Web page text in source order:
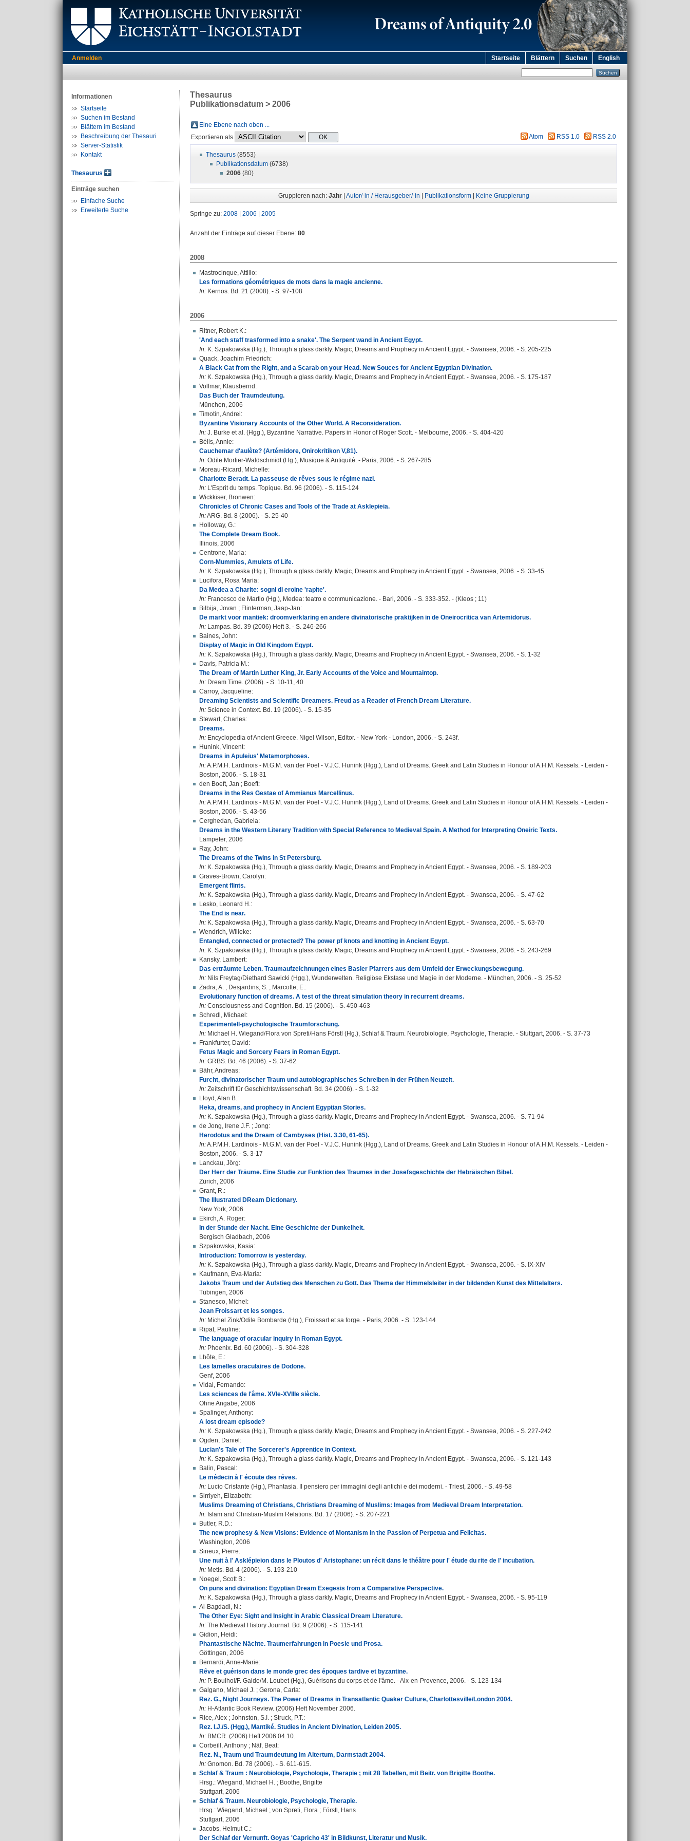
Anmelden Startseite Blättern Suchen English
Informationen
Startseite
Suchen im Bestand
Blättern im Bestand
Beschreibung der Thesauri
Server-Statistik
Kontakt
Thesaurus
Einträge suchen
Einfache Suche
Erweiterte Suche
Thesaurus
Publikationsdatum > 2006
Eine Ebene nach oben ...
Exportieren als
Atom RSS 1.0 RSS 2.0
Thesaurus (8553)
Publikationsdatum (6738)
2006 (80)
Gruppieren nach: Jahr Autor/-in / Herausgeber/-in Publikationsform| Keine Gruppierung
Springe zu: 2008 2006 2005
Anzahl der Einträge auf dieser Ebene: 80.
2008
Mastrocinque, Attilio:
Les formations géométriques de mots dans la magie ancienne.
In: Kernos. Bd. 21 (2008). - S. 97-108
2006
Ritner, Robert K.:
'And each staff trasformed into a snake'. The Serpent wand in Ancient Egypt.
In: K. Szpakowska (Hg.), Through a glass darkly. Magic, Dreams and Prophecy in Ancient Egypt. - Swansea, 2006. - S. 205-225
Quack, Joachim Friedrich:
A Black Cat from the Right, and a Scarab on your Head. New Souces for Ancient Egyptian Divination.
In: K. Szpakowska (Hg.), Through a glass darkly. Magic, Dreams and Prophecy in Ancient Egypt. - Swansea, 2006. - S. 175-187
Vollmar, Klausbernd :
Das Buch der Traumdeutung.
München, 2006
Timotin, Andrei:
Byzantine Visionary Accounts of the Other World. A Reconsideration.
In: J. Burke et al. (Hgg.), Byzantine Narrative. Papers in Honor of Roger Scott. - Melbourne, 2006. - S. 404-420
Bélis, Annie:
Cauchemar d'aulète? (Artémidore, Onirokritikon V,81).
In: Odile Mortier-Waldschmidt (Hg.), Musique & Antiquité. - Paris, 2006. - S. 267-285
Moreau-Ricard, Michelle:
Charlotte Beradt. La passeuse de rêves sous le régime nazi.
In: L'Esprit du temps. Topique. Bd. 96 (2006). - S. 115-124
Wickkiser, Bronwen:
Chronicles of Chronic Cases and Tools of the Trade at Asklepieia.
In:ARG. Bd. 8 (2006). - S. 25-40
Holloway, G.:
The Complete Dream Book.
Illinois, 2006
Centrone, Maria:
Corn-Mummies, Amulets of Life.
In: K. Szpakowska (Hg.), Through a glass darkly. Magic, Dreams and Prophecy in Ancient Egypt. - Swansea, 2006. - S. 33-45
Lucifora, Rosa Maria:
Da Medea a Charite: sogni di eroine 'rapite'.
In: Francesco de Martio (Hg.), Medea: teatro e communicazione. - Bari, 2006. - S. 333-352. - (Kleos ; 11)
Bilbija, Jovan ; Flinterman, Jaap-Jan:
De markt voor mantiek: droomverklaring en andere divinatorische praktijken in de Oneirocritica van Artemidorus.
In: Lampas. Bd. 39 (2006) Heft 3. - S. 246-266
Baines, John:
Display of Magic in Old Kingdom Egypt.
In: K. Szpakowska (Hg.), Through a glass darkly. Magic, Dreams and Prophecy in Ancient Egypt. - Swansea, 2006. - S. 1-32
Davis, Patricia M.:
The Dream of Martin Luther King, Jr. Early Accounts of the Voice and Mountaintop.
In: Dream Time. (2006). - S. 10-11, 40
Carroy, Jacqueline:
Dreaming Scientists and Scientific Dreamers. Freud as a Reader of French Dream Literature.
In: Science in Context. Bd. 19 (2006). - S. 15-35
Stewart, Charles:
Dreams.
In: Encyclopedia of Ancient Greece. Nigel Wilson, Editor. - New York - London, 2006. - S. 243f.
Hunink, Vincent:
Dreams in Apuleius' Metamorphoses.
In:A.P.M.H. Lardinois - M.G.M. van der Poel - V.J.C. Hunink (Hgg.), Land of Dreams. Greek and Latin Studies in Honour of A.H.M. Kessels. - Leiden -
Boston, 2006. - S. 18-31
den Boeft, Jan ; Boeft:
Dreams in the Res Gestae of Ammianus Marcellinus.
In:A.P.M.H. Lardinois - M.G.M. van der Poel - V.J.C. Hunink (Hgg.), Land of Dreams. Greek and Latin Studies in Honour of A.H.M. Kessels. - Leiden -
Boston, 2006. - S. 43-56
Cerghedan, Gabriela:
Dreams in the Western Literary Tradition with Special Reference to Medieval Spain. A Method for Interpreting Oneiric Texts.
Lampeter, 2006
Ray, John:
The Dreams of the Twins in St Petersburg.
In: K. Szpakowska (Hg.), Through a glass darkly. Magic, Dreams and Prophecy in Ancient Egypt. - Swansea, 2006. - S. 189-203
Graves-Brown, Carolyn:
Emergent flints.
In: K. Szpakowska (Hg.), Through a glass darkly. Magic, Dreams and Prophecy in Ancient Egypt. - Swansea, 2006. - S. 47-62
Lesko, Leonard H.:
The End is near.
In: K. Szpakowska (Hg.), Through a glass darkly. Magic, Dreams and Prophecy in Ancient Egypt. - Swansea, 2006. - S. 63-70
Wendrich, Willeke:
Entangled, connected or protected? The power pf knots and knotting in Ancient Egypt.
In: K. Szpakowska (Hg.), Through a glass darkly. Magic, Dreams and Prophecy in Ancient Egypt. - Swansea, 2006. - S. 243-269
Kansky, Lambert:
Das erträumte Leben. Traumaufzeichnungen eines Basler Pfarrers aus dem Umfeld der Erweckungsbewegung.
In: Nils Freytag/Diethard Sawicki (Hgg.), Wunderwelten. Religiöse Ekstase und Magie in der Moderne. - München, 2006. - S. 25-52
Zadra, A. ; Desjardins, S. ; Marcotte, E.:
Evolutionary function of dreams. A test of the threat simulation theory in recurrent dreams.
In: Consciousness and Cognition. Bd. 15 (2006). - S. 450-463
Schredl, Michael :
Experimentell-psychologische Traumforschung.
In: Michael H. Wiegand/Flora von Spreti/Hans Förstl (Hg.), Schlaf & Traum. Neurobiologie, Psychologie, Therapie. - Stuttgart, 2006. - S. 37-73
Frankfurter, David :
Fetus Magic and Sorcery Fears in Roman Egypt.
In: GRBS. Bd. 46 (2006). - S. 37-62
Bähr, Andreas:
Furcht, divinatorischer Traum und autobiographisches Schreiben in der Frühen Neuzeit.
In: Zeitschrift für Geschichtswissenschaft. Bd. 34 (2006). - S. 1-32
Lloyd, Alan B.:
Heka, dreams, and prophecy in Ancient Egyptian Stories.
In: K. Szpakowska (Hg.), Through a glass darkly. Magic, Dreams and Prophecy in Ancient Egypt. - Swansea, 2006. - S. 71-94
de Jong, Irene J.F. ; Jong:
Herodotus and the Dream of Cambyses (Hist. 3.30, 61-65).
In:A.P.M.H. Lardinois - M.G.M. van der Poel - V.J.C. Hunink (Hgg.), Land of Dreams. Greek and Latin Studies in Honour of A.H.M. Kessels. - Leiden -
Boston, 2006. - S. 3-17
Lanckau, Jörg:
Der Herr der Träume. Eine Studie zur Funktion des Traumes in der Josefsgeschichte der Hebräischen Bibel.
Zürich, 2006
Grant, R.:
The Illustrated DReam Dictionary.
New York, 2006
Ekirch, A. Roger:
In der Stunde der Nacht. Eine Geschichte der Dunkelheit.
Bergisch Gladbach, 2006
Szpakowska, Kasia:
Introduction: Tomorrow is yesterday.
In: K. Szpakowska (Hg.), Through a glass darkly. Magic, Dreams and Prophecy in Ancient Egypt. - Swansea, 2006. - S. IX-XIV
Kaufmann, Eva-Maria:
Jakobs Traum und der Aufstieg des Menschen zu Gott. Das Thema der Himmelsleiter in der bildenden Kunst des Mittelalters.
Tübingen, 2006
Stanesco, Michel :
Jean Froissart et les songes.
In: Michel Zink/Odile Bombarde (Hg.), Froissart et sa forge. - Paris, 2006. - S. 123-144
Ripat, Pauline:
The language of oracular inquiry in Roman Egypt.
In: Phoenix. Bd. 60 (2006). - S. 304-328
Lhôte, E.:
Les lamelles oraculaires de Dodone.
Genf, 2006
Vidal, Fernando:
Les sciences de l'âme. XVIe-XVIIIe siècle.
Ohne Angabe, 2006
Spalinger, Anthony:
A lost dream episode?
In: K. Szpakowska (Hg.), Through a glass darkly. Magic, Dreams and Prophecy in Ancient Egypt. - Swansea, 2006. - S. 227-242
Ogden, Daniel :
Lucian's Tale of The Sorcerer's Apprentice in Context.
In: K. Szpakowska (Hg.), Through a glass darkly. Magic, Dreams and Prophecy in Ancient Egypt. - Swansea, 2006. - S. 121-143
Balin, Pascal :
Le médecin à l' écoute des rêves.
In: Lucio Cristante (Hg.), Phantasia. Il pensiero per immagini degli antichi e dei moderni. - Triest, 2006. - S. 49-58
Sirriyeh, Elizabeth:
Muslims Dreaming of Christians, Christians Dreaming of Muslims: Images from Medieval Dream Interpretation.
In: Islam and Christian-Muslim Relations. Bd. 17 (2006). - S. 207-221
Butler, R.D.:
The new prophesy & New Visions: Evidence of Montanism in the Passion of Perpetua and Felicitas.
Washington, 2006
Sineux, Pierre:
Une nuit à l' Asklépieion dans le Ploutos d' Aristophane: un récit dans le théâtre pour l' étude du rite de l' incubation.
In: Metis. Bd. 4 (2006). - S. 193-210
Noegel, Scott B.:
On puns and divination: Egyptian Dream Exegesis from a Comparative Perspective.
In: K. Szpakowska (Hg.), Through a glass darkly. Magic, Dreams and Prophecy in Ancient Egypt. - Swansea, 2006. - S. 95-119
Al-Bagdadi, N.:
The Other Eye: Sight and Insight in Arabic Classical Dream LIterature.
In: The Medieval History Journal. Bd. 9 (2006). - S. 115-141
Gidion, Heidi:
Phantastische Nächte. Traumerfahrungen in Poesie und Prosa.
Göttingen, 2006
Bernardi, Anne-Marie:
Rêve et guérison dans le monde grec des époques tardive et byzantine.
In: P. Boulhol/F. Gaide/M. Loubet (Hg.), Guérisons du corps et de l'âme. - Aix-en-Provence, 2006. - S. 123-134
Galgano, Michael J. ; Gerona, Carla:
Rez. G., Night Journeys. The Power of Dreams in Transatlantic Quaker Culture, Charlottesville/London 2004.
In: H-Atlantic Book Review. (2006) Heft November 2006.
Rice, Alex ; Johnston, S.I. ; Struck, P.T.:
Rez. I.J./S. (Hgg.), Mantiké. Studies in Ancient Divination, Leiden 2005.
In: BMCR. (2006) Heft 2006.04.10.
Corbeill, Anthony ; Näf, Beat:
Rez. N., Traum und Traumdeutung im Altertum, Darmstadt 2004.
In: Gnomon. Bd. 78 (2006). - S. 611-615.
Schlaf & Traum : Neurobiologie, Psychologie, Therapie ; mit 28 Tabellen, mit Beitr. von Brigitte Boothe.
Hrsg.: Wiegand, Michael H. ; Boothe, Brigitte
Stuttgart, 2006
Schlaf & Traum. Neurobiologie, Psychologie, Therapie.
Hrsg.: Wiegand, Michael ; von Spreti, Flora ; Förstl, Hans
Stuttgart, 2006
Jacobs, Helmut C.:
Der Schlaf der Vernunft. Goyas 'Capricho 43' in Bildkunst, Literatur und Musik.